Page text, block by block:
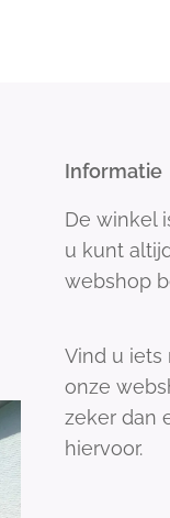
Informatie
De winkel
u kunt
webshop
Vind u iets
onze
zeker dan
hiervoor.